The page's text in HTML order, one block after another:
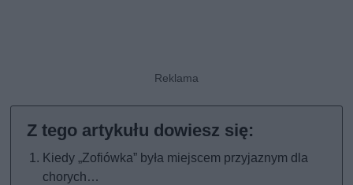
Kiedy „Zofiówka” była miejscem przyjaznym dla
chorych…